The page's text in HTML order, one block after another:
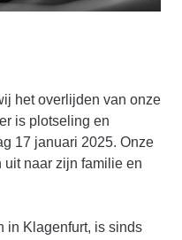
het overlijden van onze
is plotseling en
17 januari 2025. Onze
naar zijn familie en
in Klagenfurt, is sinds